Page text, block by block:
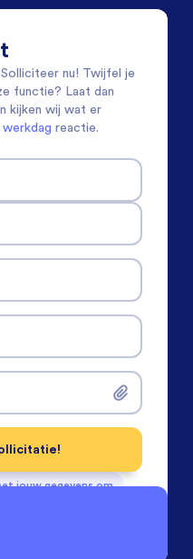
nu! Twijfel je
functie? Laat dan
kijken wij wat er
werkdag reactie.
jouw gegevens om